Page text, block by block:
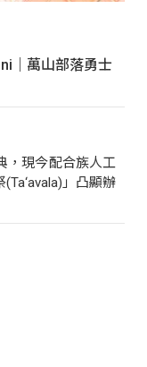
｜萬山部落勇士
，現今配合族人工
」凸顯辦